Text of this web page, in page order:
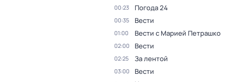
00:23 Погода 24
00:35 Вести
01:00 Вести с Марией Петрашко
02:00 Вести
02:25 За лентой
03:00 Вести